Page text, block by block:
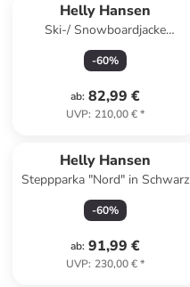
Helly Hansen
Ski-/ Snowboardjacke
"Diamond" in Khaki/ Creme
-60%
ab: 82,99 €
UVP: 210,00 €*
Helly Hansen
Steppparka "Nord" in Schwarz
-60%
ab: 91,99 €
UVP: 230,00 €*